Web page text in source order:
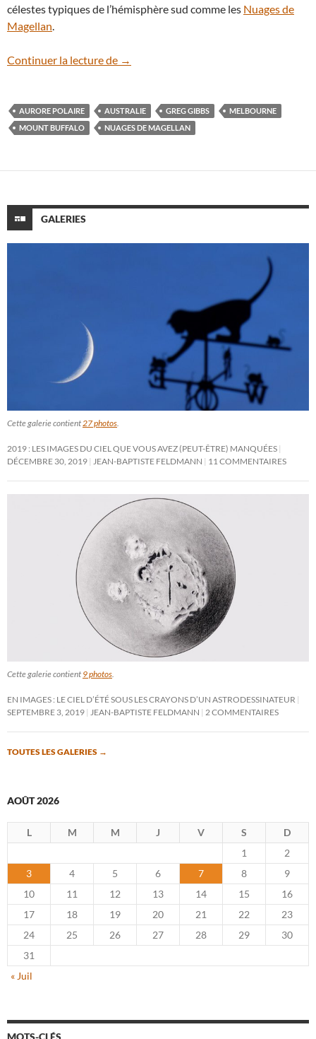
célestes typiques de l’hémisphère sud comme les Nuages de
Magellan.
Continuer la lecture de En vidéo : le ciel nocturne de Mount
→
AURORE POLAIRE AUSTRALIE GREG GIBBS
MELBOURNE
MOUNT BUFFALO
NUAGES DE MAGELLAN
GALERIES
Cette galerie contient 27 photos
2019 : LES IMAGES DU CIEL QUE VOUS AVEZ (PEUT-ÊTRE) MANQUÉES
DÉCEMBRE 30, 2019
JEAN-BAPTISTE FELDMANN 11 COMMENTAIRES
Cette galerie contient 9 photos
EN IMAGES : LE CIEL D’ÉTÉ SOUS LES CRAYONS D’UN ASTRODESSINATEUR
SEPTEMBRE 3, 2019
JEAN-BAPTISTE FELDMANN 2 COMMENTAIRES
TOUTES LES GALERIES →
AOÛT 2026
L M M J V S
D
1
2
3
4 5 6 7 8
9
10
11 12 13 14 15
16
17
18 19 20 21 22
23
24
25 26 27 28 29
30
31
« Juil
MOTS-CLÉS